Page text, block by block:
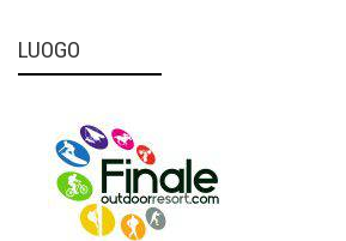
LUOGO